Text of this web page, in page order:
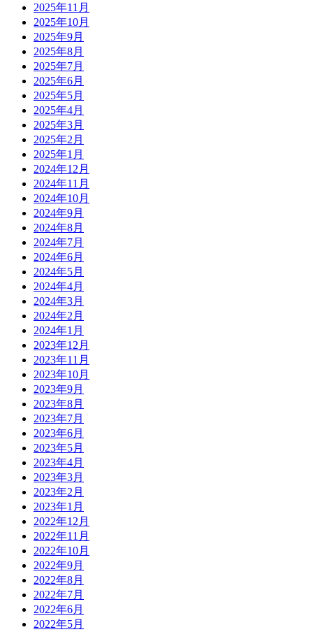
2025年11月
2025年10月
2025年9月
2025年8月
2025年7月
2025年6月
2025年5月
2025年4月
2025年3月
2025年2月
2025年1月
2024年12月
2024年11月
2024年10月
2024年9月
2024年8月
2024年7月
2024年6月
2024年5月
2024年4月
2024年3月
2024年2月
2024年1月
2023年12月
2023年11月
2023年10月
2023年9月
2023年8月
2023年7月
2023年6月
2023年5月
2023年4月
2023年3月
2023年2月
2023年1月
2022年12月
2022年11月
2022年10月
2022年9月
2022年8月
2022年7月
2022年6月
2022年5月